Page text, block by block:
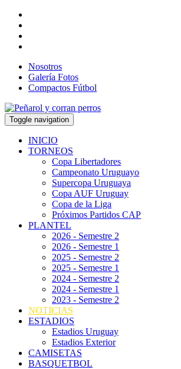
Nosotros
Galería Fotos
Compactos Fútbol
Toggle navigation
INICIO
TORNEOS
Copa Libertadores
Campeonato Uruguayo
Supercopa Uruguaya
Copa AUF Uruguay
Copa de la Liga
Próximos Partidos CAP
PLANTEL
2026 - Semestre 2
2026 - Semestre 1
2025 - Semestre 2
2025 - Semestre 1
2024 - Semestre 2
2024 - Semestre 1
2023 - Semestre 2
NOTICIAS
ESTADIOS
Estadios Uruguay
Estadios Exterior
CAMISETAS
BASQUETBOL